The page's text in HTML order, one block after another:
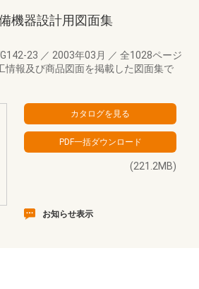
機器設計用図面集
23 ／ 2003年03月 ／ 全1028ページ
情報及び商品図面を掲載した図面集で
(221.2MB)
お知らせ表示